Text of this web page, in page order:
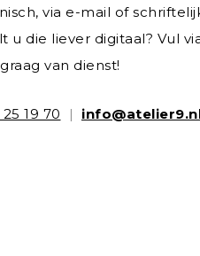
via e-mail of
die liever digitaal? Vul
van dienst!
19 70 |